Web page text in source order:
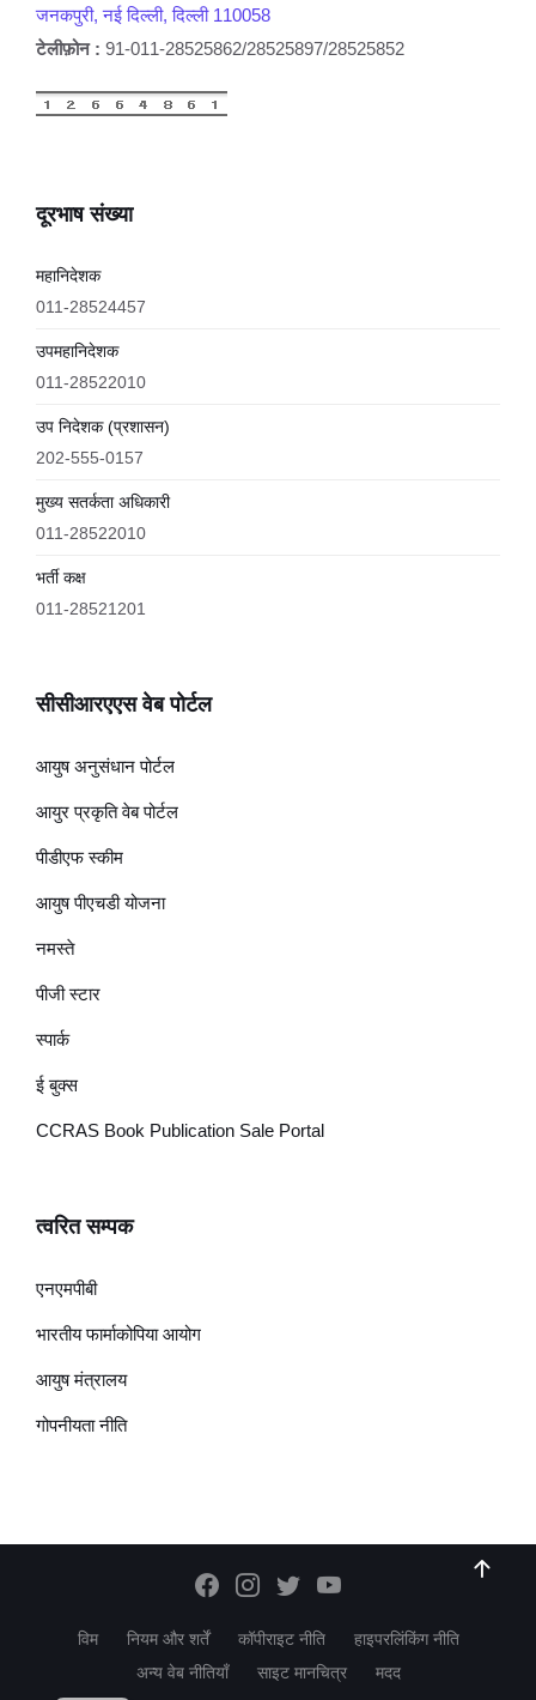
जनकपुरी, नई दिल्ली, दिल्ली 110058
टेलीफ़ोन : 91-011-28525862/28525897/28525852
दूरभाष संख्या
महानिदेशक
011-28524457
उपमहानिदेशक
011-28522010
उप निदेशक (प्रशासन)
202-555-0157
मुख्य सतर्कता अधिकारी
011-28522010
भर्ती कक्ष
011-28521201
सीसीआरएएस वेब पोर्टल
आयुष अनुसंधान पोर्टल
आयुर प्रकृति वेब पोर्टल
पीडीएफ स्कीम
आयुष पीएचडी योजना
नमस्ते
पीजी स्टार
स्पार्क
ई बुक्स
CCRAS Book Publication Sale Portal
त्वरित सम्पक
एनएमपीबी
भारतीय फार्माकोपिया आयोग
आयुष मंत्रालय
गोपनीयता नीति
विम नियम और शर्तें कॉपीराइट नीति
हाइपरलिंकिंग नीति
अन्य वेब नीतियाँ
साइट मानचित्र मदद